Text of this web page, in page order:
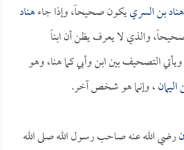
هناد بن السرييكون صحيحاً، وإذا جاءهناد
والذي لا يعرف يظن أن ابناً
التصحيف بين ابن وأبي كما هنا، وهو
، وإنما هو شخص آخر.
رضي الله عنه صاحب رسول الله صلى الله